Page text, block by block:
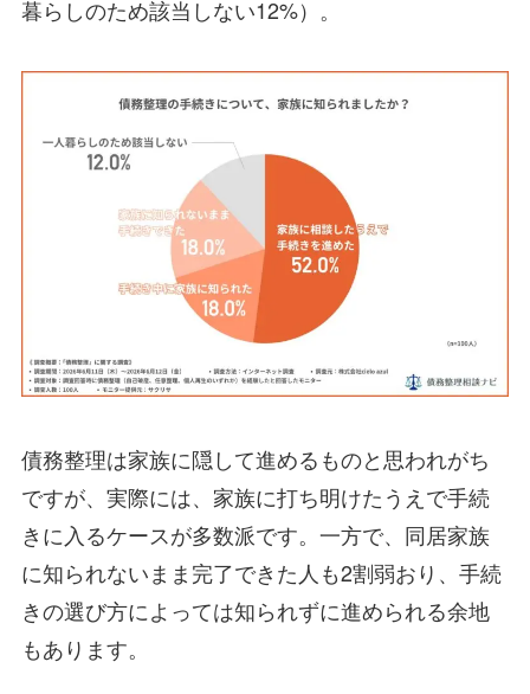
暮らしのため該当しない12%）。
債務整理は家族に隠して進めるものと思われがち
ですが、実際には、家族に打ち明けたうえで手続
きに入るケースが多数派です。一方で、同居家族
に知られないまま完了できた人も2割弱おり、手続
きの選び方によっては知られずに進められる余地
もあります。